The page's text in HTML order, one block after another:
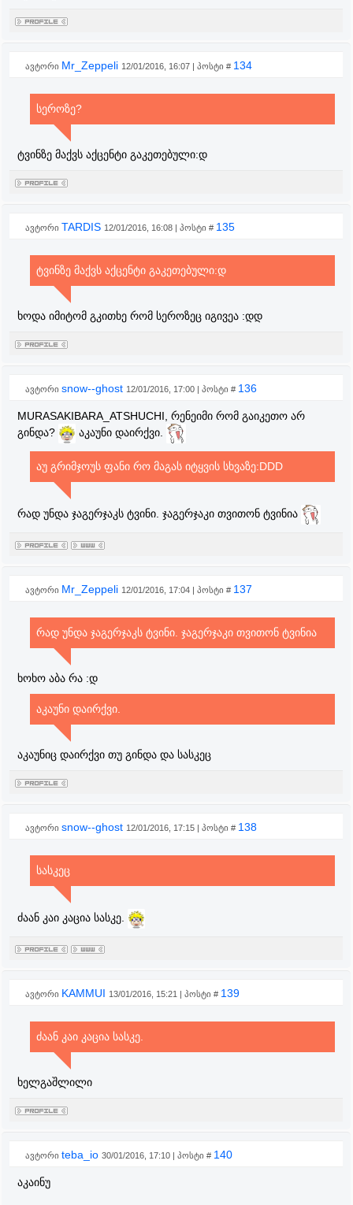
ავტორი Mr_Zeppeli 12/01/2016, 16:07 | პოსტი # 134
სეროზე?
ტვინზე მაქვს აქცენტი გაკეთებული:დ
ავტორი TARDIS 12/01/2016, 16:08 | პოსტი # 135
ტვინზე მაქვს აქცენტი გაკეთებული:დ
ხოდა იმიტომ გკითხე რომ სეროზეც იგივეა :დდ
ავტორი snow--ghost 12/01/2016, 17:00 | პოსტი # 136
MURASAKIBARA_ATSHUCHI, რენეიმი რომ გაიკეთო არ
გინდა?
აკაუნი დაირქვი.
აუ გრიმჯოუს ფანი რო მაგას იტყვის სხვაზე:DDD
რად უნდა ჯაგერჯაკს ტვინი. ჯაგერჯაკი თვითონ ტვინია
ავტორი Mr_Zeppeli 12/01/2016, 17:04 | პოსტი # 137
რად უნდა ჯაგერჯაკს ტვინი. ჯაგერჯაკი თვითონ ტვინია
ხოხო აბა რა :დ
აკაუნი დაირქვი.
აკაუნიც დაირქვი თუ გინდა და სასკეც
ავტორი snow--ghost 12/01/2016, 17:15 | პოსტი # 138
სასკეც
ძაან კაი კაცია სასკე.
ავტორი KAMMUI 13/01/2016, 15:21 | პოსტი # 139
ძაან კაი კაცია სასკე.
ხელგაშლილი
ავტორი teba_io 30/01/2016, 17:10 | პოსტი # 140
აკაინუ